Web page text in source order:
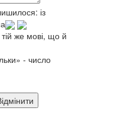
із
же мові, що й
- число